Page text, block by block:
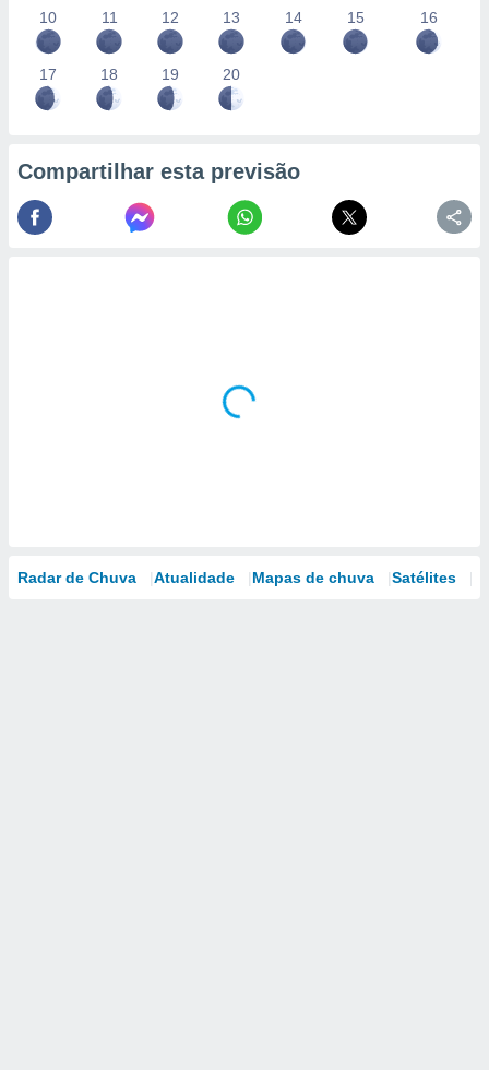
10 11 12 13 14 15 16
17 18 19 20
Compartilhar esta previsão
Radar de Chuva Atualidade Mapas de chuva Satélites